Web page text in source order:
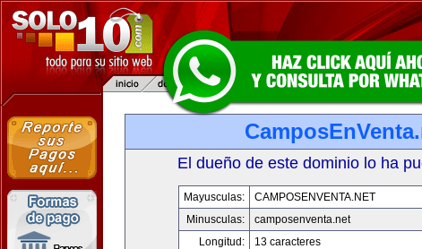
El dueño de este dominio lo ha
Mayusculas:
CAMPOSENVENTA.NET
Minusculas:
camposenventa.net
Longitud:
13 caracteres